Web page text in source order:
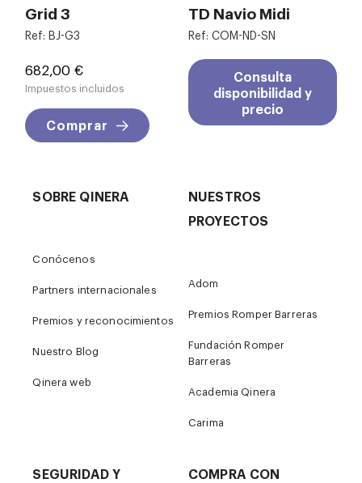
Grid 3
Ref: BJ-G3
Precio
682,00 €
Impuestos incluidos
Comprar
TD Navio Midi
Ref: COM-ND-SN
Consulta
disponibilidad y
precio
SOBRE QINERA
Conócenos
Partners internacionales
Premios y reconocimientos
Nuestro Blog
Qinera web
NUESTROS
PROYECTOS
Adom
Premios Romper Barreras
Fundación Romper
Barreras
Academia Qinera
Carima
SEGURIDAD Y
COMPRA CON